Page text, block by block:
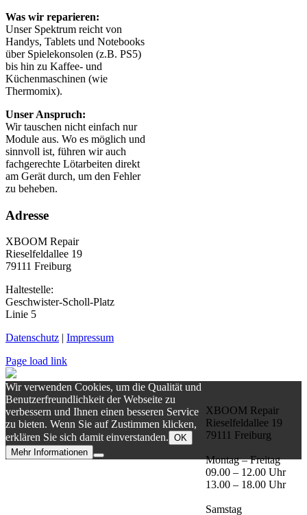
Was wir reparieren:
Unser Spektrum reicht von
Handys, Tablets und Notebooks
über Spielekonsolen (z.B. PS5)
bis hin zu Kaffee- und
Küchenmaschinen (wie
Thermomix).
Unser Anspruch:
Wir tauschen nicht einfach nur
Module aus. Wo es möglich und
sinnvoll ist, führen wir auch
fachgerechte Lötarbeiten direkt
am Gerät durch, um den Fehler
zu beheben.
Adresse
XBOOM Repair
Rieselfeldallee 19
79111 Freiburg
Haltestelle:
Geschwister-Scholl-Platz
Linie 5
Datenschutz | Impressum
XBOOM Repair
Rieselfeldallee 19
79111 Freiburg
Montag – Freitag
09.00 – 12.00 Uhr
13.00 – 18.00 Uhr
Samstag
Page load link
Wir verwenden Cookies, um die Qualität und
Benutzerfreundlichkeit der Webseite zu
verbessern und Ihnen einen besseren Service
zu bieten. Wenn Sie auf Zustimmen klicken,
erklären Sie sich damit einverstanden. OK
Mehr Informationen